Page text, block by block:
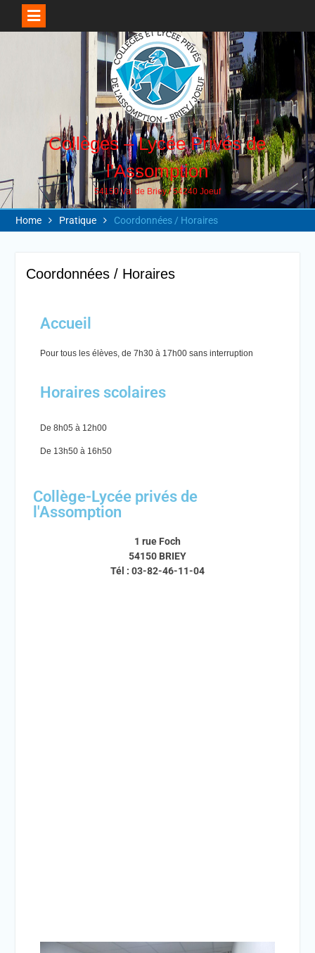
Collèges – Lycée Privés de
l'Assomption
54150 Val de Briey / 54240 Joeuf
Home Pratique Coordonnées / Horaires
Coordonnées / Horaires
Accueil
Pour tous les élèves, de 7h30 à 17h00 sans interruption
Horaires scolaires
De 8h05 à 12h00
De 13h50 à 16h50
Collège-Lycée privés de
l'Assomption
1 rue Foch
54150 BRIEY
Tél : 03-82-46-11-04